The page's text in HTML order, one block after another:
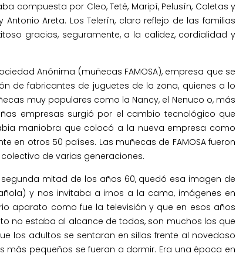
compuesta por Cleo, Teté, Maripí, Pelusín, Coletas y
Areta. Los Telerín, claro reflejo de las familias
gracias, seguramente, a la calidez, cordialidad y
Anónima (muñecas FAMOSA), empresa que se
de fabricantes de juguetes de la zona, quienes a lo
muy populares como la Nancy, el Nenuco o, más
empresas surgió por el cambio tecnológico que
maniobra que colocó a la nueva empresa como
en otros 50 países. Las muñecas de FAMOSA fueron
de varias generaciones.
mitad de los años 60, quedó esa imagen de
y nos invitaba a irnos a la cama, imágenes en
aparato como fue la televisión y que en esos años
no estaba al alcance de todos, son muchos los que
los adultos se sentaran en sillas frente al novedoso
más pequeños se fueran a dormir. Era una época en